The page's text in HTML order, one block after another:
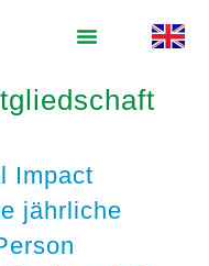
Impact
jährliche